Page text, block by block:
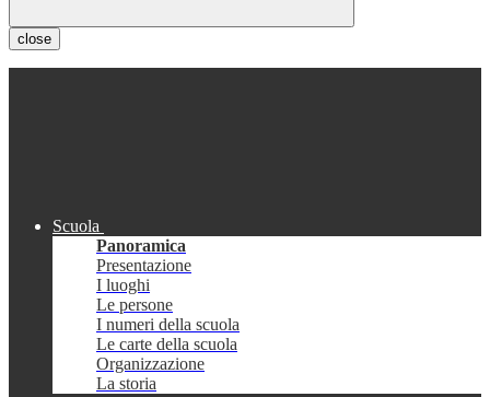
close
Scuola
Panoramica
Presentazione
I luoghi
Le persone
I numeri della scuola
Le carte della scuola
Organizzazione
La storia